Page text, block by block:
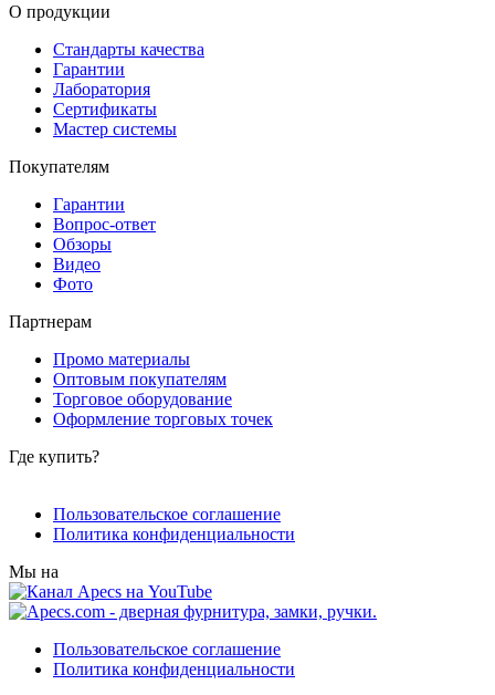
О продукции
Стандарты качества
Гарантии
Лаборатория
Сертификаты
Мастер системы
Покупателям
Гарантии
Вопрос-ответ
Обзоры
Видео
Фото
Партнерам
Промо материалы
Оптовым покупателям
Торговое оборудование
Оформление торговых точек
Где купить?
Пользовательское соглашение
Политика конфиденциальности
Мы на
Пользовательское соглашение
Политика конфиденциальности